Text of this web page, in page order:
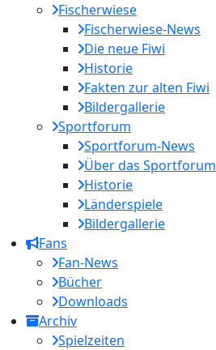
Fischerwiese
Fischerwiese-News
Die neue Fiwi
Historie
Fakten zur alten Fiwi
Bildergallerie
Sportforum
Sportforum-News
Über das Sportforum
Historie
Länderspiele
Bildergallerie
Fans
Fan-News
Bücher
Downloads
Archiv
Spielzeiten